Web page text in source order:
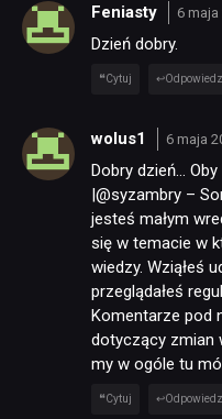
Feniasty 6 maja
Dzień dobry.
Cytuj Odpowiedz
wolus1 6 maja
Dobry dzień…
|@syzambry –
jesteś małym
się w temacie w
wiedzy. Wziąłeś
przeglądałeś
Komentarze pod
dotyczący zmian
my w ogóle tu
Cytuj Odpowiedz